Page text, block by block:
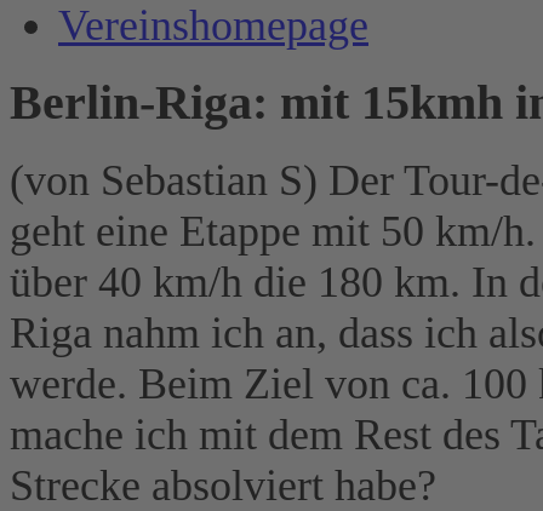
Vereinshomepage
Berlin-Riga: mit 15kmh
(von Sebastian S) Der Tour-
geht eine Etappe mit 50 km/
über 40 km/h die 180 km. In
Riga nahm ich an, dass ich
werde. Beim Ziel von ca. 100
mache ich mit dem Rest des
Strecke absolviert habe?